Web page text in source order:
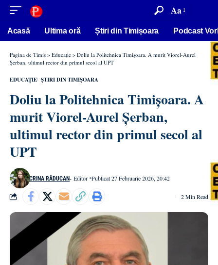
conținut Aa
Acasă Ultima oră Știri din Timișoara Podcast
Pagina de Timiș > Educație > Doliu la Politehnica Timișoara. A murit Viorel-Aurel
Șerban, ultimul rector din primul secol al UPT
EDUCAȚIE ȘTIRI DIN TIMIȘOARA
Doliu la Politehnica Timișoara. A
murit Viorel-Aurel Șerban,
ultimul rector din primul secol al
UPT
CRINA RĂDUCAN- Editor Publicat 27 Februarie 2026, 20:42
2 Min Read